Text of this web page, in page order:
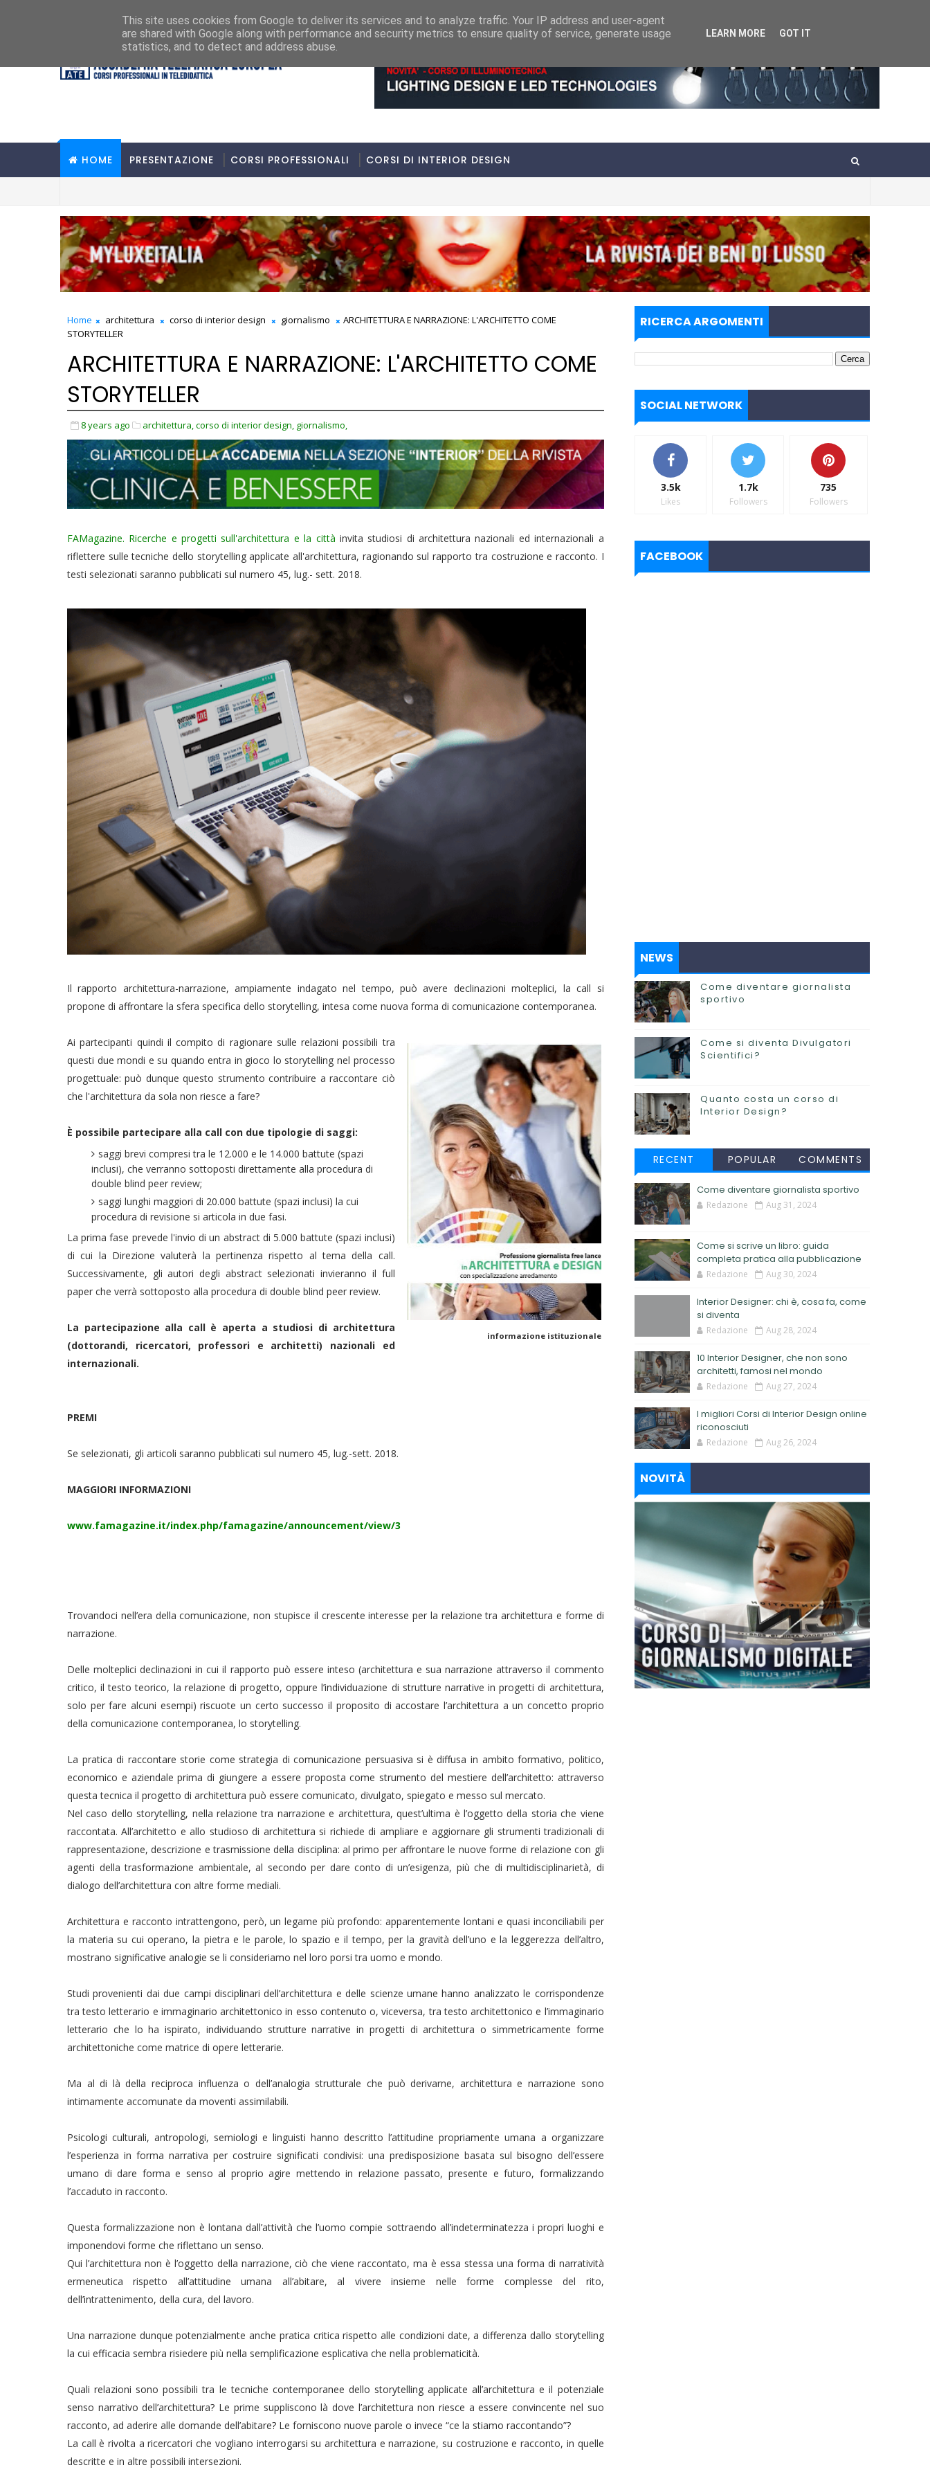
Presentazione Contatti
HOME PRESENTAZIONE CORSI PROFESSIONALI CORSI DI INTERIOR DESIGN
Home architettura corso di interior design giornalismo
ARCHITETTURA E NARRAZIONE: L'ARCHITETTO COME
STORYTELLER
ARCHITETTURA E NARRAZIONE: L'ARCHITETTO COME
STORYTELLER
8 years ago architettura,corso di interior design, giornalismo,
FAMagazine. Ricerche e progetti sull'architettura e la città invita studiosi di architettura nazionali ed internazionali a
riflettere sulle tecniche dello storytelling applicate all'architettura, ragionando sul rapporto tra costruzione e racconto. I
testi selezionati saranno pubblicati sul numero 45, lug.- sett. 2018.
Il rapporto architettura-narrazione, ampiamente indagato nel tempo, può avere declinazioni molteplici, la call si
propone di affrontare la sfera specifica dello storytelling, intesa come nuova forma di comunicazione contemporanea.
informazione istituzionale
Ai partecipanti quindi il compito di ragionare sulle relazioni possibili tra
questi due mondi e su quando entra in gioco lo storytelling nel processo
progettuale: può dunque questo strumento contribuire a raccontare ciò
che l'architettura da sola non riesce a fare?
È possibile partecipare alla call con due tipologie di saggi:
saggi brevi compresi tra le 12.000 e le 14.000 battute (spazi
inclusi), che verranno sottoposti direttamente alla procedura di
double blind peer review;
saggi lunghi maggiori di 20.000 battute (spazi inclusi) la cui
procedura di revisione si articola in due fasi.
La prima fase prevede l'invio di un abstract di 5.000 battute (spazi inclusi)
di cui la Direzione valuterà la pertinenza rispetto al tema della call.
Successivamente, gli autori degli abstract selezionati invieranno il full
paper che verrà sottoposto alla procedura di double blind peer review.
La partecipazione alla call è aperta a studiosi di architettura
(dottorandi, ricercatori, professori e architetti) nazionali ed
internazionali.
PREMI
Se selezionati, gli articoli saranno pubblicati sul numero 45, lug.-sett. 2018.
MAGGIORI INFORMAZIONI
www.famagazine.it/index.php/famagazine/announcement/view/3
Trovandoci nell’era della comunicazione, non stupisce il crescente interesse per la relazione tra architettura e forme di
narrazione.
Delle molteplici declinazioni in cui il rapporto può essere inteso (architettura e sua narrazione attraverso il commento
critico, il testo teorico, la relazione di progetto, oppure l’individuazione di strutture narrative in progetti di architettura,
solo per fare alcuni esempi) riscuote un certo successo il proposito di accostare l’architettura a un concetto proprio
della comunicazione contemporanea, lo storytelling.
La pratica di raccontare storie come strategia di comunicazione persuasiva si è diffusa in ambito formativo, politico,
economico e aziendale prima di giungere a essere proposta come strumento del mestiere dell’architetto: attraverso
questa tecnica il progetto di architettura può essere comunicato, divulgato, spiegato e messo sul mercato.
Nel caso dello storytelling, nella relazione tra narrazione e architettura, quest’ultima è l’oggetto della storia che viene
raccontata. All’architetto e allo studioso di architettura si richiede di ampliare e aggiornare gli strumenti tradizionali di
rappresentazione, descrizione e trasmissione della disciplina: al primo per affrontare le nuove forme di relazione con gli
agenti della trasformazione ambientale, al secondo per dare conto di un’esigenza, più che di multidisciplinarietà, di
dialogo dell’architettura con altre forme mediali.
Architettura e racconto intrattengono, però, un legame più profondo: apparentemente lontani e quasi inconciliabili per
la materia su cui operano, la pietra e le parole, lo spazio e il tempo, per la gravità dell’uno e la leggerezza dell’altro,
mostrano significative analogie se li consideriamo nel loro porsi tra uomo e mondo.
Studi provenienti dai due campi disciplinari dell’architettura e delle scienze umane hanno analizzato le corrispondenze
tra testo letterario e immaginario architettonico in esso contenuto o, viceversa, tra testo architettonico e l’immaginario
letterario che lo ha ispirato, individuando strutture narrative in progetti di architettura o simmetricamente forme
architettoniche come matrice di opere letterarie.
Ma al di là della reciproca influenza o dell’analogia strutturale che può derivarne, architettura e narrazione sono
intimamente accomunate da moventi assimilabili.
Psicologi culturali, antropologi, semiologi e linguisti hanno descritto l’attitudine propriamente umana a organizzare
l’esperienza in forma narrativa per costruire significati condivisi: una predisposizione basata sul bisogno dell’essere
umano di dare forma e senso al proprio agire mettendo in relazione passato, presente e futuro, formalizzando
l’accaduto in racconto.
Questa formalizzazione non è lontana dall’attività che l’uomo compie sottraendo all’indeterminatezza i propri luoghi e
imponendovi forme che riflettano un senso.
Qui l’architettura non è l’oggetto della narrazione, ciò che viene raccontato, ma è essa stessa una forma di narratività
ermeneutica rispetto all’attitudine umana all’abitare, al vivere insieme nelle forme complesse del rito,
dell’intrattenimento, della cura, del lavoro.
Una narrazione dunque potenzialmente anche pratica critica rispetto alle condizioni date, a differenza dallo storytelling
la cui efficacia sembra risiedere più nella semplificazione esplicativa che nella problematicità.
Quali relazioni sono possibili tra le tecniche contemporanee dello storytelling applicate all’architettura e il potenziale
senso narrativo dell’architettura? Le prime suppliscono là dove l’architettura non riesce a essere convincente nel suo
racconto, ad aderire alle domande dell’abitare? Le forniscono nuove parole o invece “ce la stiamo raccontando”?
La call è rivolta a ricercatori che vogliano interrogarsi su architettura e narrazione, su costruzione e racconto, in quelle
descritte e in altre possibili intersezioni.
RICERCA ARGOMENTI
SOCIAL NETWORK
3.5k
Likes
1.7k
Followers
735
Followers
FACEBOOK
NEWS
Come diventare giornalista
sportivo
Come si diventa Divulgatori
Scientifici?
Quanto costa un corso di
Interior Design?
RECENT POPULAR COMMENTS
Come diventare giornalista sportivo
Redazione Aug 31, 2024
Come si scrive un libro: guida
completa pratica alla pubblicazione
Redazione Aug 30, 2024
Interior Designer: chi è, cosa fa, come
si diventa
Redazione Aug 28, 2024
10 Interior Designer, che non sono
architetti, famosi nel mondo
Redazione Aug 27, 2024
I migliori Corsi di Interior Design online
riconosciuti
Redazione Aug 26, 2024
NOVITÀ
This site uses cookies from Google to deliver its services and to analyze traffic. Your IP address and user-agent
are shared with Google along with performance and security metrics to ensure quality of service, generate usage
statistics, and to detect and address abuse.
LEARN MORE GOT IT